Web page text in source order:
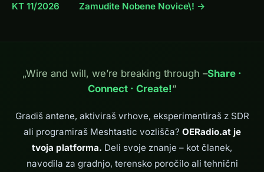
KT 11/2026
Zamudite Nobene Novice\! →
„Wire and will, we’re breaking through –Share ·
Connect · Create!“
Gradiš antene, aktiviraš vrhove, eksperimentiraš z SDR
ali programiraš Meshtastic vozlišča? OERadio.at je
tvoja platforma. Deli svoje znanje – kot članek,
navodila za gradnjo, terensko poročilo ali tehnični